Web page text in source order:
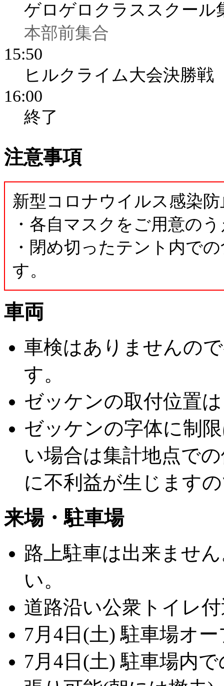
ゲロゲロクラススクール
本部前集合
15:50
ヒルクライム大会決勝戦
16:00
終了
注意事項
新型コロナウイルス感染
・各自マスクをご用意の
・閉め切ったテント内で
す。
車両
車検はありませんの
す。
ゼッケンの取付位置
ゼッケンの字体に制
い場合は集計地点で
に不利益が生じます
来場・駐車場
路上駐車は出来ませ
い。
道路沿い公衆トイレ
7月4日(土) 駐車場オ
7月4日(土) 駐車場内